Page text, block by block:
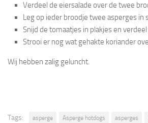
Verdeel de eiersalade over de twee
Leg op ieder broodje twee asperges in
Snijd de tomaatjes in plakjes en
Strooi er nog wat gehakte koriander
Wij hebben zalig geluncht.
Tags: asperge Asperge hotdogs asperges